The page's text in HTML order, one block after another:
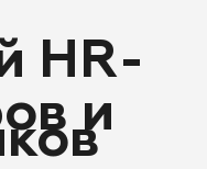
HR-
и